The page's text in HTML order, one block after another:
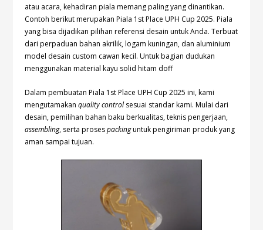
atau acara, kehadiran piala memang paling yang dinantikan.
Contoh berikut merupakan Piala 1st Place UPH Cup 2025. Piala
yang bisa dijadikan pilihan referensi desain untuk Anda. Terbuat
dari perpaduan bahan akrilik, logam kuningan, dan aluminium
model desain custom cawan kecil. Untuk bagian dudukan
menggunakan material kayu solid hitam doff
Dalam pembuatan Piala 1st Place UPH Cup 2025 ini, kami
mengutamakanquality controlsesuai standar kami. Mulai dari
desain, pemilihan bahan baku berkualitas, teknis pengerjaan,
assembling, serta prosespackinguntuk pengiriman produk yang
aman sampai tujuan.